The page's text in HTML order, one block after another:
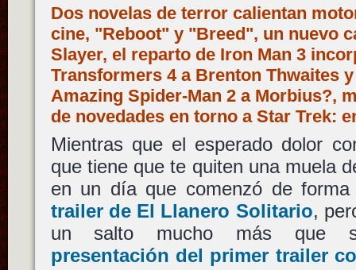
Dos novelas de terror calientan
cine, "Reboot" y "Breed", un nuevo
Slayer, el reparto de Iron Man 3
Transformers 4 a Brenton Thwaites
Amazing Spider-Man 2 a Morbius?,
de novedades en torno a Star Trek:
Mientras que el esperado dolor
que tiene que te quiten una muela
en un día que comenzó de
trailer de El Llanero Solitario,
un salto mucho más que
presentación del primer trailer